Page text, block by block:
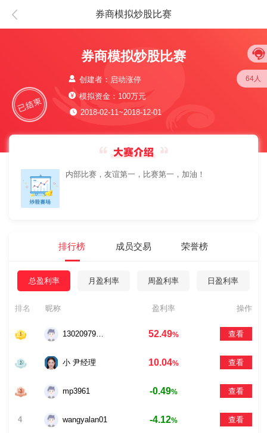
券商模拟炒股比赛
券商模拟炒股比赛
创建者：启动涨停
模拟资金：100万元
2018-02-11~2018-12-01
64人
内部比赛，友谊第一，比赛第一，加油！
排行榜 成员交易 荣誉榜
总盈利率 月盈利率 周盈利率 日盈利率
排名 昵称 盈利率 操作
13020979699 52.49% 查看
小 尹经理 10.04% 查看
mp3961 -0.49% 查看
4 wangyalan01 -4.12% 查看